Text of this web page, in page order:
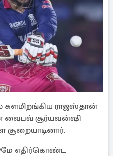
களமிறங்கிய ராஜஸ்தான்
வைபவ் சூர்யவன்ஷி
சூறையாடினார்.
எதிர்கொண்ட